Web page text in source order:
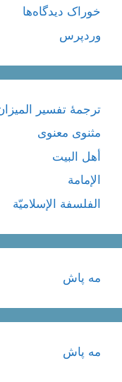
خوراک دیدگاه‌ها
وردپرس
ترجمۀ تفسیر
مثنوی معنوی
أهل البيت
الإمامة
الفلسفة الإسلاميّة
مه پاش
مه پاش